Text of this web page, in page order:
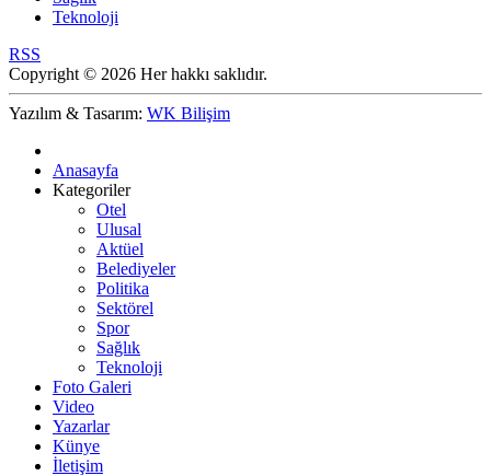
Teknoloji
RSS
Copyright © 2026 Her hakkı saklıdır.
Yazılım & Tasarım: WK Bilişim
Anasayfa
Kategoriler
Otel
Ulusal
Aktüel
Belediyeler
Politika
Sektörel
Spor
Sağlık
Teknoloji
Foto Galeri
Video
Yazarlar
Künye
İletişim